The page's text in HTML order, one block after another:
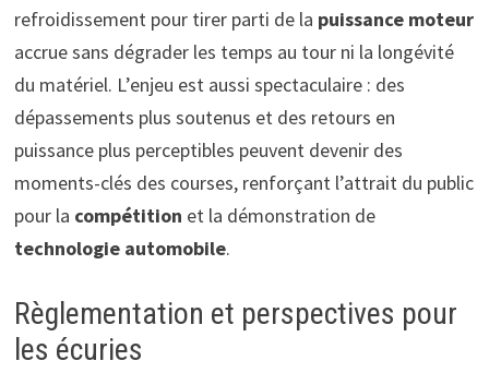
refroidissement pour tirer parti de la puissance moteur
accrue sans dégrader les temps au tour ni la longévité
du matériel. L’enjeu est aussi spectaculaire : des
dépassements plus soutenus et des retours en
puissance plus perceptibles peuvent devenir des
moments-clés des courses, renforçant l’attrait du public
pour la compétition et la démonstration de
technologie automobile.
Règlementation et perspectives pour
les écuries